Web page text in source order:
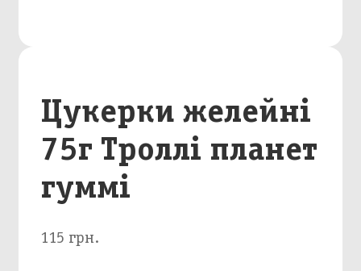
Цукерки желейні
75г Троллі планет
гуммі
115 грн.